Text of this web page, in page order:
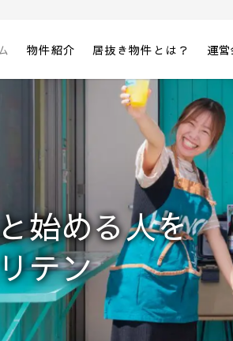
リテン沖縄」
物件紹介 居抜き物件とは？ 運
始める人を
テン
プを踏み出す
からできるサ